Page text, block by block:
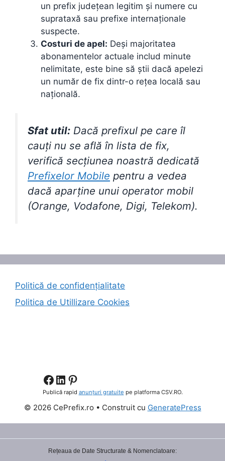
un prefix județean legitim și numere cu
suprataxă sau prefixe internaționale
suspecte.
Costuri de apel: Deși majoritatea
abonamentelor actuale includ minute
nelimitate, este bine să știi dacă apelezi
un număr de fix dintr-o rețea locală sau
națională.
Sfat util: Dacă prefixul pe care îl
cauți nu se află în lista de fix,
verifică secțiunea noastră dedicată
Prefixelor Mobile pentru a vedea
dacă aparține unui operator mobil
(Orange, Vodafone, Digi, Telekom).
Politică de confidențialitate
Politica de Utillizare Cookies
Facebook
LinkedIn
Pinterest
Publică rapid anunțuri gratuite pe platforma CSV.RO.
© 2026 CePrefix.ro • Construit cu GeneratePress
Rețeaua de Date Structurate & Nomenclatoare: